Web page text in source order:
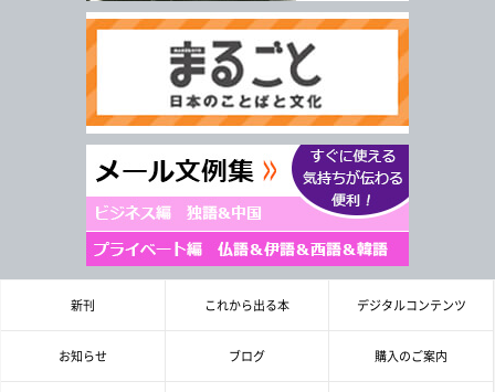
レベル
年 月
年
978-4-384- *
付加情報
新刊 これから出る本 デジタルコンテンツ
お知らせ ブログ 購入のご案内